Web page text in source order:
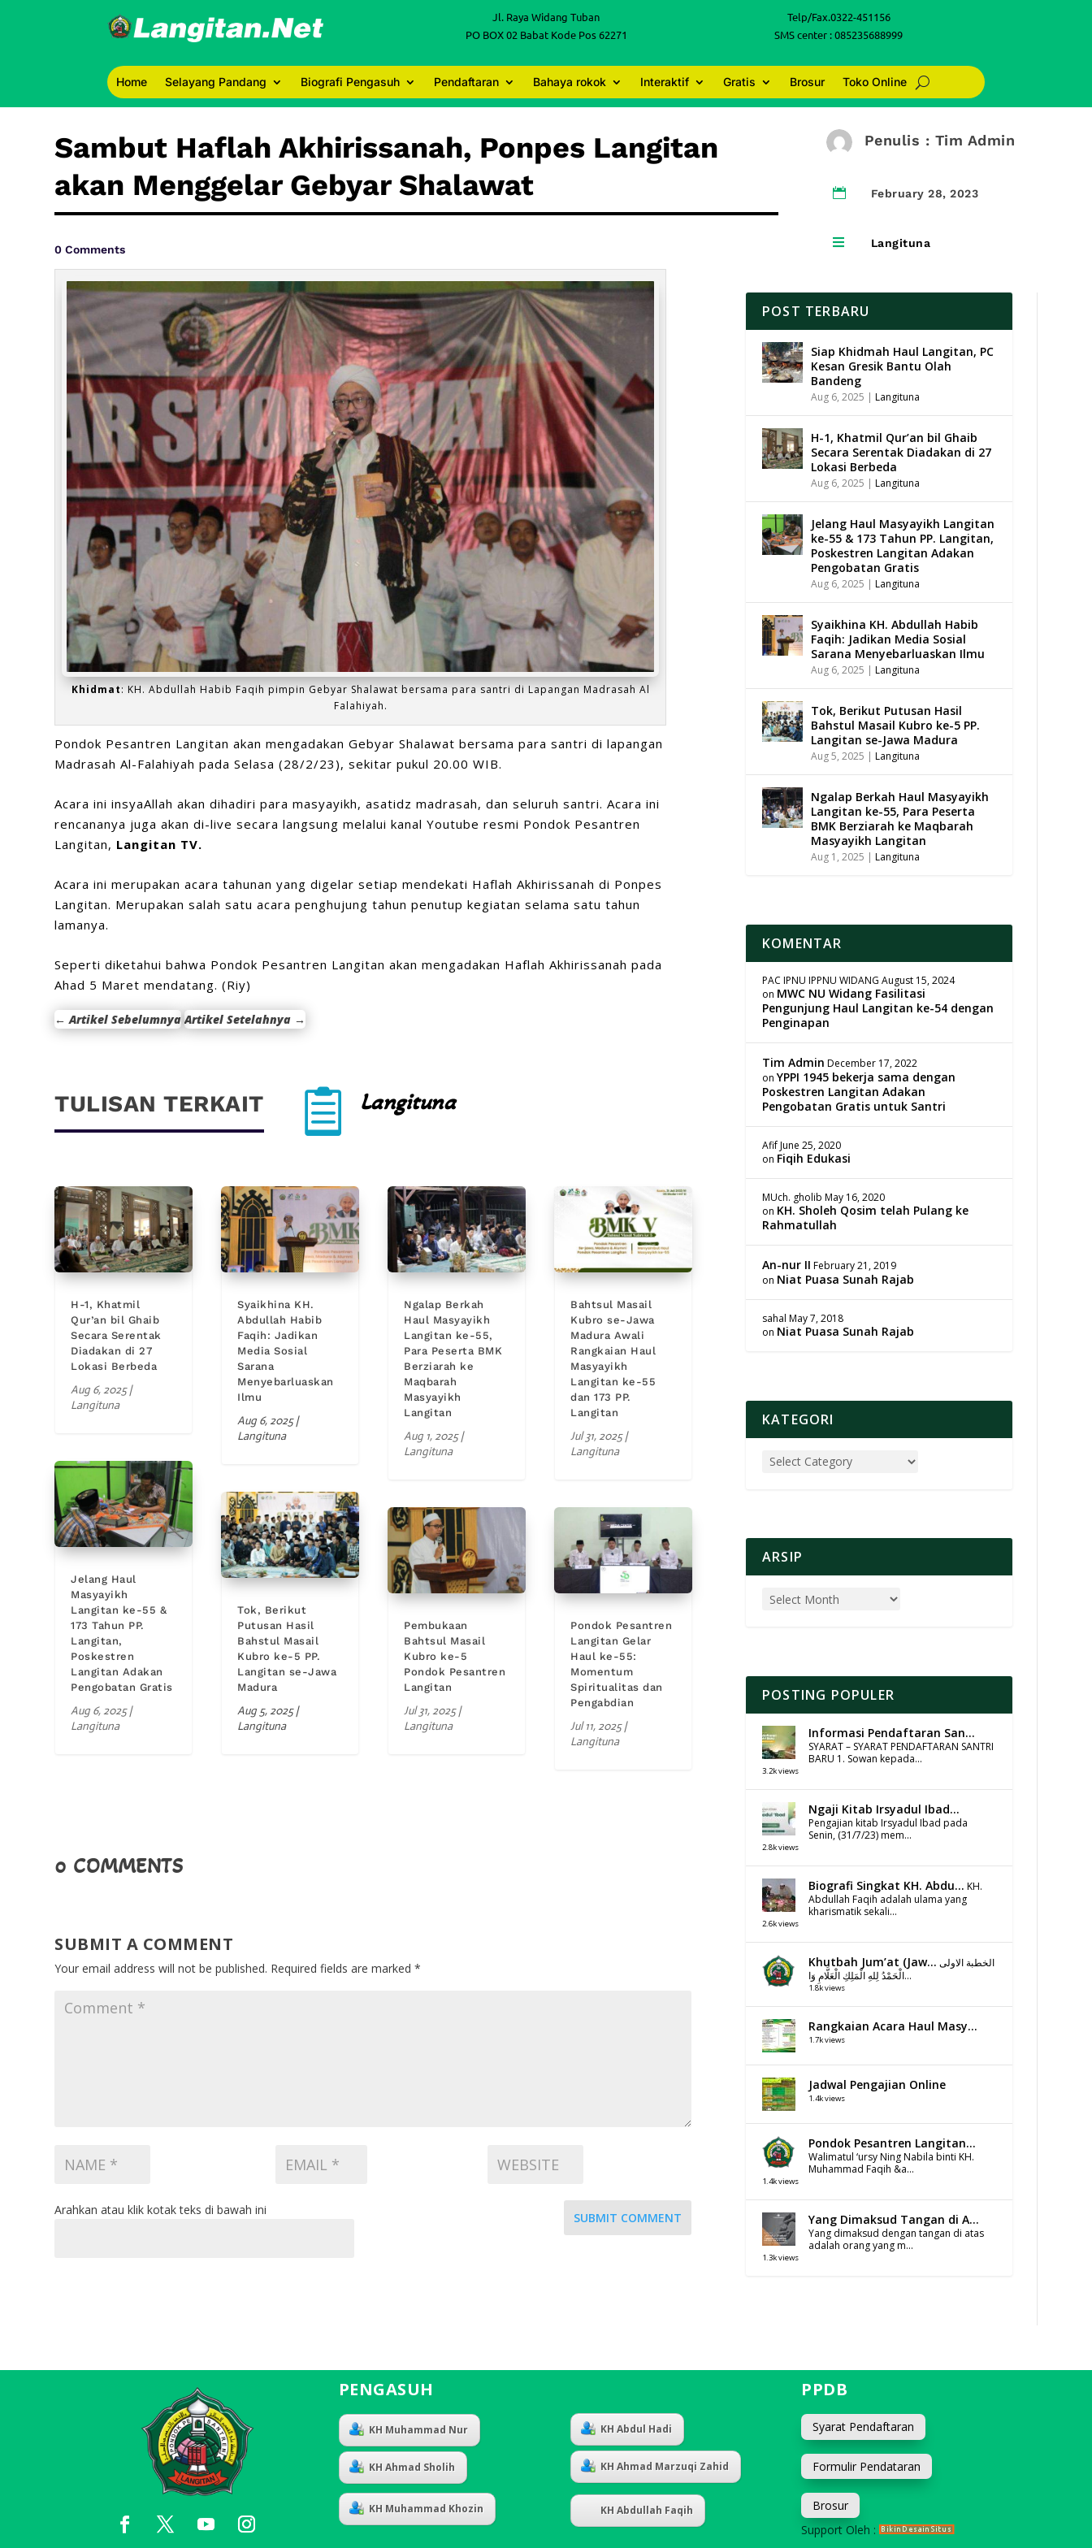
Jl. Raya Widang Tuban
PO BOX 02 Babat Kode Pos 62271
Telp/Fax.0322-451156
SMS center : 085235688999
Home Selayang Pandang Biografi Pengasuh Pendaftaran Bahaya rokok Interaktif Gratis Brosur Toko Online
Sambut Haflah Akhirissanah, Ponpes Langitan
akan Menggelar Gebyar Shalawat
0 Comments
Penulis : Tim Admin
 February 28, 2023
 Langituna
Khidmat: KH. Abdullah Habib Faqih pimpin Gebyar Shalawat bersama para santri di Lapangan Madrasah Al
Falahiyah.
Pondok Pesantren Langitan akan mengadakan Gebyar Shalawat bersama para santri di lapangan
Madrasah Al-Falahiyah pada Selasa (28/2/23), sekitar pukul 20.00 WIB.
Acara ini insyaAllah akan dihadiri para masyayikh, asatidz madrasah, dan seluruh santri. Acara ini
rencananya juga akan di-live secara langsung melalui kanal Youtube resmi Pondok Pesantren
Langitan, Langitan TV.
Acara ini merupakan acara tahunan yang digelar setiap mendekati Haflah Akhirissanah di Ponpes
Langitan. Merupakan salah satu acara penghujung tahun penutup kegiatan selama satu tahun
lamanya.
Seperti diketahui bahwa Pondok Pesantren Langitan akan mengadakan Haflah Akhirissanah pada
Ahad 5 Maret mendatang. (Riy)
←Artikel Sebelumnya Artikel Setelahnya →
TULISAN TERKAIT  Langituna
H-1, Khatmil
Qur’an bil Ghaib
Secara Serentak
Diadakan di 27
Lokasi Berbeda
Aug 6, 2025|
Langituna
Jelang Haul
Masyayikh
Langitan ke-55 &
173 Tahun PP.
Langitan,
Poskestren
Langitan Adakan
Pengobatan Gratis
Aug 6, 2025|
Langituna
Syaikhina KH.
Abdullah Habib
Faqih: Jadikan
Media Sosial
Sarana
Menyebarluaskan
Ilmu
Aug 6, 2025|
Langituna
Tok, Berikut
Putusan Hasil
Bahstul Masail
Kubro ke-5 PP.
Langitan se-Jawa
Madura
Aug 5, 2025|
Langituna
Ngalap Berkah
Haul Masyayikh
Langitan ke-55,
Para Peserta BMK
Berziarah ke
Maqbarah
Masyayikh
Langitan
Aug 1, 2025|
Langituna
Pembukaan
Bahtsul Masail
Kubro ke-5
Pondok Pesantren
Langitan
Jul 31, 2025|
Langituna
Bahtsul Masail
Kubro se-Jawa
Madura Awali
Rangkaian Haul
Masyayikh
Langitan ke-55
dan 173 PP.
Langitan
Jul 31, 2025|
Langituna
Pondok Pesantren
Langitan Gelar
Haul ke-55:
Momentum
Spiritualitas dan
Pengabdian
Jul 11, 2025|
Langituna
0 COMMENTS
SUBMIT A COMMENT
Your email address will not be published. Required fields are marked*
SUBMIT COMMENT
Arahkan atau klik kotak teks di bawah ini
POST TERBARU
Siap Khidmah Haul Langitan, PC
Kesan Gresik Bantu Olah
Bandeng
Aug 6, 2025 | Langituna
H-1, Khatmil Qur’an bil Ghaib
Secara Serentak Diadakan di 27
Lokasi Berbeda
Aug 6, 2025 | Langituna
Jelang Haul Masyayikh Langitan
ke-55 & 173 Tahun PP. Langitan,
Poskestren Langitan Adakan
Pengobatan Gratis
Aug 6, 2025 | Langituna
Syaikhina KH. Abdullah Habib
Faqih: Jadikan Media Sosial
Sarana Menyebarluaskan Ilmu
Aug 6, 2025 | Langituna
Tok, Berikut Putusan Hasil
Bahstul Masail Kubro ke-5 PP.
Langitan se-Jawa Madura
Aug 5, 2025 | Langituna
Ngalap Berkah Haul Masyayikh
Langitan ke-55, Para Peserta
BMK Berziarah ke Maqbarah
Masyayikh Langitan
Aug 1, 2025 | Langituna
KOMENTAR
PAC IPNU IPPNU WIDANG August 15, 2024
on MWC NU Widang Fasilitasi
Pengunjung Haul Langitan ke-54 dengan
Penginapan
Tim Admin December 17, 2022
onYPPI 1945 bekerja sama dengan
Poskestren Langitan Adakan
Pengobatan Gratis untuk Santri
AfifJune 25, 2020
on Fiqih Edukasi
MUch. gholib May 16, 2020
on KH. Sholeh Qosim telah Pulang ke
Rahmatullah
An-nur II February 21, 2019
on Niat Puasa Sunah Rajab
sahal May 7, 2018
on Niat Puasa Sunah Rajab
KATEGORI
ARSIP
POSTING POPULER
Informasi Pendaftaran San...
SYARAT – SYARAT PENDAFTARAN SANTRI
BARU 1. Sowan kepada...
3.2k views
Ngaji Kitab Irsyadul Ibad...
Pengajian kitab Irsyadul Ibad pada
Senin, (31/7/23) mem...
2.8k views
Biografi Singkat KH. Abdu... KH.
Abdullah Faqih adalah ulama yang
kharismatik sekali...
2.6k views
Khutbah Jum’at (Jaw... الخطبة الاولى
الْحَمْدُ لِلهِ الْمَلِكِ الْعَلَّامِ وَا...
1.8k views
Rangkaian Acara Haul Masy...
1.7k views
Jadwal Pengajian Online
1.4k views
Pondok Pesantren Langitan...
Walimatul ‘ursy Ning Nabila binti KH.
Muhammad Faqih &a...
1.4k views
Yang Dimaksud Tangan di A...
Yang dimaksud dengan tangan di atas
adalah orang yang m...
1.3k views
PENGASUH
KH Muhammad Nur
KH Ahmad Sholih
KH Muhammad Khozin
KH Abdul Hadi
KH Ahmad Marzuqi Zahid
KH Abdullah Faqih
PPDB
Syarat Pendaftaran
Formulir Pendataran
Brosur
Support Oleh :